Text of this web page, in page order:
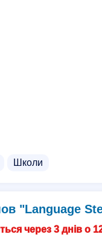
Школи
"Language
через 3 днів о